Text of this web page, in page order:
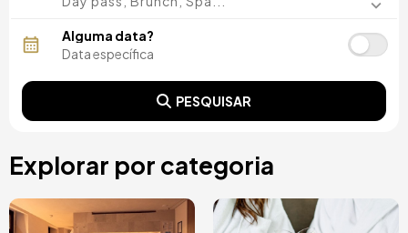
Alguma data?
PESQUISAR
Explorar por categoria